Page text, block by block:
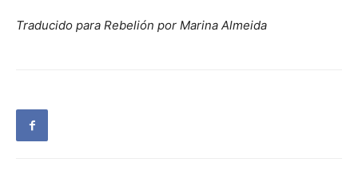
Traducido para Rebelión por Marina Almeida